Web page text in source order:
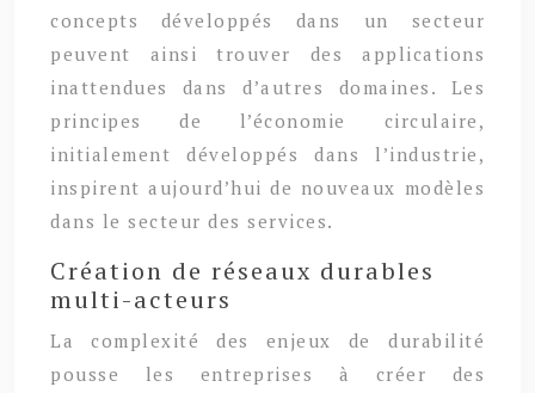
concepts développés dans un secteur
peuvent ainsi trouver des applications
inattendues dans d’autres domaines. Les
principes de l’économie circulaire,
initialement développés dans l’industrie,
inspirent aujourd’hui de nouveaux modèles
dans le secteur des services.
Création de réseaux durables
multi-acteurs
La complexité des enjeux de durabilité
pousse les entreprises à créer des